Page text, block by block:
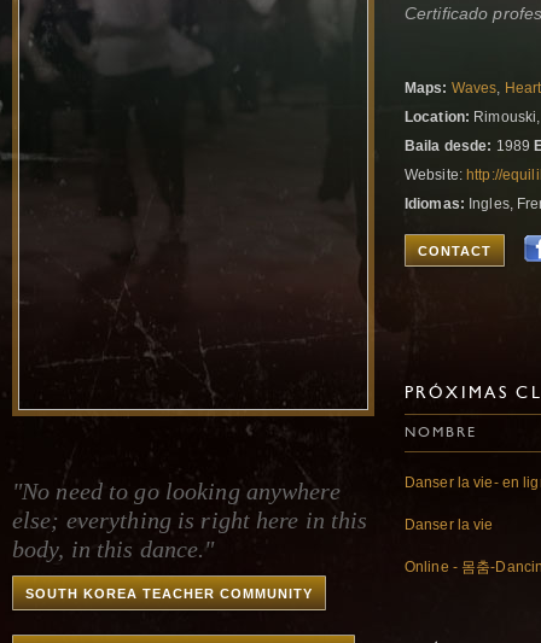
"No need to go looking anywhere
else; everything is right here in this
body, in this dance."
SOUTH KOREA TEACHER COMMUNITY
Certificado
Maps: Waves,
Location:
Baila desde: 1989
Website: http://
Idiomas: Ingles,
CONTACT
PRÓXIMAS
NOMBRE
Danser la vie- en
Danser la vie
Online - 몸춤-